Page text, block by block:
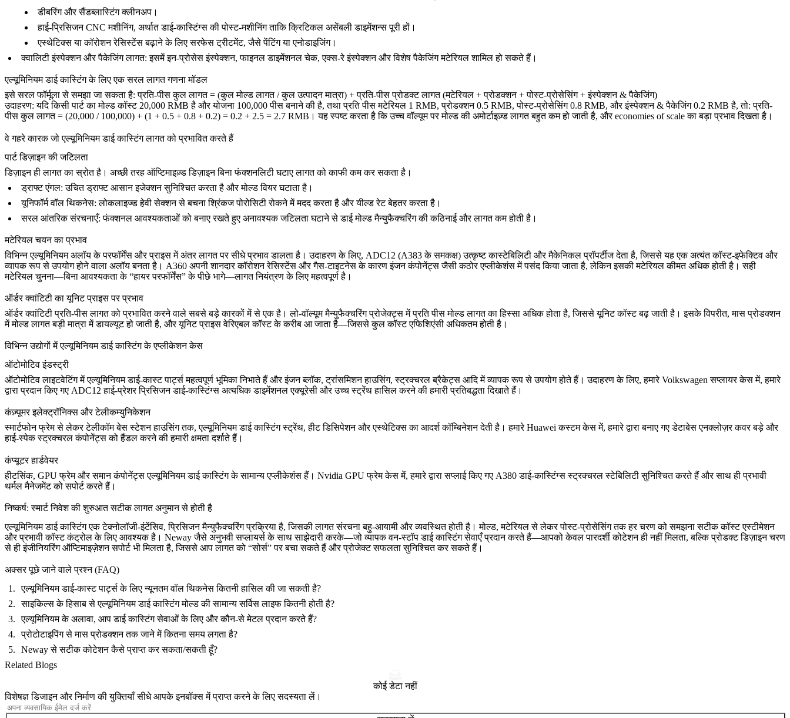
डीबरिंगऔरसैंडब्लास्टिंगक्लीनअप।
हाई-प्रिसिजनCNC मशीनिंग, अर्थातडाई-कास्टिंग्स की पोस्ट-मशीनिंगताकि क्रिटिकल असेंबली डाइमेंशन्स पूरी हों।
एस्थेटिक्स या कॉरोशन रेसिस्टेंस बढ़ाने के लिए सरफेस ट्रीटमेंट, जैसेपेंटिंगयाएनोडाइजिंग।
क्वालिटी इंस्पेक्शन और पैकेजिंग लागत: इसमें इन-प्रोसेस इंस्पेक्शन, फाइनल डाइमेंशनल चेक, एक्स-रे इंस्पेक्शन और विशेष पैकेजिंग मटेरियल शामिल हो सकते हैं।
एल्यूमिनियम डाई कास्टिंग के लिए एक सरल लागत गणना मॉडल
इसे सरल फॉर्मूला से समझा जा सकता है: प्रति-पीस कुल लागत = (कुल मोल्ड लागत / कुल उत्पादन मात्रा) + प्रति-पीस प्रोडक्ट लागत (मटेरियल + प्रोडक्शन + पोस्ट-प्रोसेसिंग + इंस्पेक्शन & पैकेजिंग)
उदाहरण: यदि किसी पार्ट का मोल्ड कॉस्ट 20,000 RMB है और योजना 100,000 पीस बनाने की है, तथा प्रति पीस मटेरियल 1 RMB, प्रोडक्शन 0.5 RMB, पोस्ट-प्रोसेसिंग 0.8 RMB, और इंस्पेक्शन & पैकेजिंग 0.2 RMB है, तो: प्रति-
पीस कुल लागत = (20,000 / 100,000) + (1 + 0.5 + 0.8 + 0.2) = 0.2 + 2.5 = 2.7 RMB। यह स्पष्ट करता है कि उच्च वॉल्यूम पर मोल्ड की अमोर्टाइज़्ड लागत बहुत कम हो जाती है, और economies of scale का बड़ा प्रभाव दिखता है।
वे गहरे कारक जो एल्यूमिनियम डाई कास्टिंग लागत को प्रभावित करते हैं
पार्ट डिज़ाइन की जटिलता
डिज़ाइन ही लागत का स्रोत है। अच्छी तरह ऑप्टिमाइज़्ड डिज़ाइन बिना फंक्शनलिटी घटाए लागत को काफी कम कर सकता है।
ड्राफ्ट एंगल: उचित ड्राफ्ट आसान इजेक्शन सुनिश्चित करता है और मोल्ड वियर घटाता है।
यूनिफॉर्म वॉल थिकनेस: लोकलाइज्ड हेवी सेक्शन से बचना श्रिंकज पोरोसिटी रोकने में मदद करता है और यील्ड रेट बेहतर करता है।
सरल आंतरिक संरचनाएँ: फंक्शनल आवश्यकताओं को बनाए रखते हुए अनावश्यक जटिलता घटाने सेडाई मोल्ड मैन्युफैक्चरिंगकी कठिनाई और लागत कम होती है।
मटेरियल चयन का प्रभाव
विभिन्नएल्यूमिनियम अलॉयके परफॉर्मेंस और प्राइस में अंतर लागत पर सीधे प्रभाव डालता है। उदाहरण के लिए, ADC12 (A383 के समकक्ष) उत्कृष्ट कास्टेबिलिटी और मैकेनिकल प्रॉपर्टीज देता है, जिससे यह एक अत्यंत कॉस्ट-इफेक्टिव और
व्यापक रूप से उपयोग होने वाला अलॉय बनता है। A360 अपनी शानदार कॉरोशन रेसिस्टेंस और गैस-टाइटनेस के कारण इंजन कंपोनेंट्स जैसी कठोर एप्लीकेशंस में पसंद किया जाता है, लेकिन इसकी मटेरियल कीमत अधिक होती है। सही
मटेरियल चुनना—बिना आवश्यकता के “हायर परफॉर्मेंस” के पीछे भागे—लागत नियंत्रण के लिए महत्वपूर्ण है।
ऑर्डर क्वांटिटी का यूनिट प्राइस पर प्रभाव
ऑर्डर क्वांटिटी प्रति-पीस लागत को प्रभावित करने वाले सबसे बड़े कारकों में से एक है।लो-वॉल्यूम मैन्युफैक्चरिंगप्रोजेक्ट्स में प्रति पीस मोल्ड लागत का हिस्सा अधिक होता है, जिससे यूनिट कॉस्ट बढ़ जाती है। इसके विपरीत,मास प्रोडक्शन
में मोल्ड लागत बड़ी मात्रा में डायल्यूट हो जाती है, और यूनिट प्राइस वेरिएबल कॉस्ट के करीब आ जाता है—जिससे कुल कॉस्ट एफिशिएंसी अधिकतम होती है।
विभिन्न उद्योगों में एल्यूमिनियम डाई कास्टिंग के एप्लीकेशन केस
ऑटोमोटिव इंडस्ट्री
ऑटोमोटिव लाइटवेटिंग में एल्यूमिनियम डाई-कास्ट पार्ट्स महत्वपूर्ण भूमिका निभाते हैं और इंजन ब्लॉक, ट्रांसमिशन हाउसिंग, स्ट्रक्चरल ब्रैकेट्स आदि में व्यापक रूप से उपयोग होते हैं। उदाहरण के लिए, हमारेVolkswagen सप्लायर केसमें, हमारे
द्वारा प्रदान किए गए ADC12 हाई-प्रेशर प्रिसिजन डाई-कास्टिंग्स अत्यधिक डाइमेंशनल एक्यूरेसी और उच्च स्ट्रेंथ हासिल करने की हमारी प्रतिबद्धता दिखाते हैं।
कंज़्यूमर इलेक्ट्रॉनिक्स और टेलीकम्युनिकेशन
स्मार्टफोन फ्रेम से लेकर टेलीकॉम बेस स्टेशन हाउसिंग तक, एल्यूमिनियम डाई कास्टिंग स्ट्रेंथ, हीट डिसिपेशन और एस्थेटिक्स का आदर्श कॉम्बिनेशन देती है। हमारेHuawei कस्टम केसमें, हमारे द्वारा बनाए गए डेटाबेस एनक्लोज़र कवर बड़े और
हाई-स्पेक स्ट्रक्चरल कंपोनेंट्स को हैंडल करने की हमारी क्षमता दर्शाते हैं।
कंप्यूटर हार्डवेयर
हीटसिंक, GPU फ्रेम और समान कंपोनेंट्स एल्यूमिनियम डाई कास्टिंग के सामान्य एप्लीकेशंस हैं। Nvidia GPU फ्रेम केसमें, हमारे द्वारा सप्लाई किए गए A380 डाई-कास्टिंग्स स्ट्रक्चरल स्टेबिलिटी सुनिश्चित करते हैं और साथ ही प्रभावी
थर्मल मैनेजमेंट को सपोर्ट करते हैं।
निष्कर्ष: स्मार्ट निवेश की शुरुआत सटीक लागत अनुमान से होती है
एल्यूमिनियम डाई कास्टिंग एक टेक्नोलॉजी-इंटेंसिव, प्रिसिजन मैन्युफैक्चरिंग प्रक्रिया है, जिसकी लागत संरचना बहु-आयामी और व्यवस्थित होती है। मोल्ड, मटेरियल से लेकर पोस्ट-प्रोसेसिंग तक हर चरण को समझना सटीक कॉस्ट एस्टीमेशन
और प्रभावी कॉस्ट कंट्रोल के लिए आवश्यक है। Neway जैसे अनुभवी सप्लायर्स के साथ साझेदारी करके—जो व्यापकवन-स्टॉप डाई कास्टिंग सेवाएँप्रदान करते हैं—आपको केवल पारदर्शी कोटेशन ही नहीं मिलता, बल्कि प्रोडक्ट डिज़ाइन चरण
से ही इंजीनियरिंग ऑप्टिमाइज़ेशन सपोर्ट भी मिलता है, जिससे आप लागत को “सोर्स” पर बचा सकते हैं और प्रोजेक्ट सफलता सुनिश्चित कर सकते हैं।
अक्सर पूछे जाने वाले प्रश्न (FAQ)
एल्यूमिनियम डाई-कास्ट पार्ट्स के लिए न्यूनतम वॉल थिकनेस कितनी हासिल की जा सकती है?
साइकिल्स के हिसाब से एल्यूमिनियम डाई कास्टिंग मोल्ड की सामान्य सर्विस लाइफ कितनी होती है?
एल्यूमिनियम के अलावा, आप डाई कास्टिंग सेवाओं के लिए और कौन-से मेटल प्रदान करते हैं?
प्रोटोटाइपिंग से मास प्रोडक्शन तक जाने में कितना समय लगता है?
Neway से सटीक कोटेशन कैसे प्राप्त कर सकता/सकती हूँ?
Related Blogs
कोई डेटा नहीं
विशेषज्ञ डिजाइन और निर्माण की युक्तियाँ सीधे आपके इनबॉक्स में प्राप्त करने के लिए सदस्यता लें।